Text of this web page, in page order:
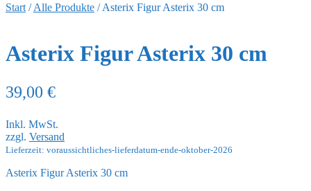
Start /Alle Produkte /Asterix Figur Asterix 30 cm
Asterix Figur Asterix 30 cm
39,00 €
Inkl. MwSt.
zzgl. Versand
Lieferzeit: voraussichtliches-lieferdatum-ende-oktober-2026
Asterix Figur Asterix 30 cm